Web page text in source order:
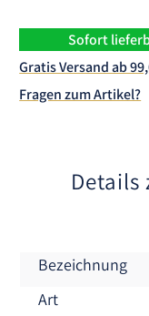
Sofort
Gratis Versand ab
Fragen zum Artikel?
Details
Bezeichnung
Art